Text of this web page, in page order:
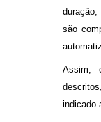
são
Assim,
indicado